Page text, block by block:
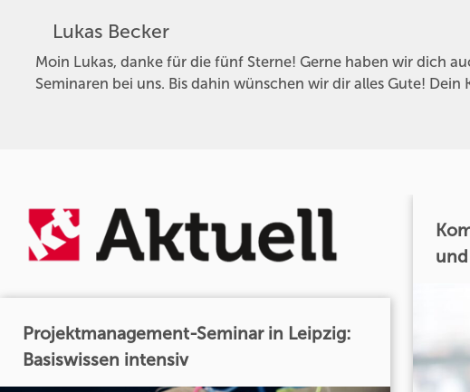
Lukas Becker
Moin Lukas, danke für die fünf Sterne! Gerne haben wir dich
Seminaren bei uns. Bis dahin wünschen wir dir alles Gute!
Projektmanagement-Seminar in Leipzig:
Basiswissen intensiv